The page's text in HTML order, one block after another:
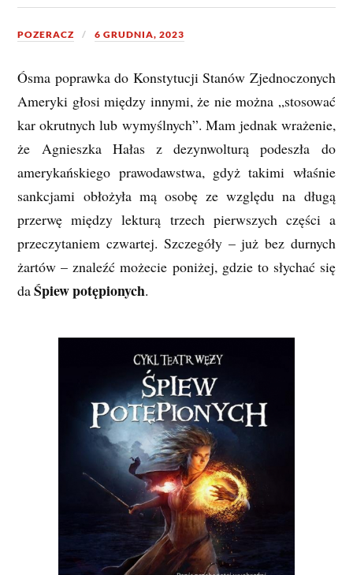
POZERACZ 6 GRUDNIA, 2023
Ósma poprawka do Konstytucji Stanów Zjednoczonych
Ameryki głosi między innymi, że nie można „stosować
kar okrutnych lub wymyślnych”. Mam jednak wrażenie,
że Agnieszka Hałas z dezynwolturą podeszła do
amerykańskiego prawodawstwa, gdyż takimi właśnie
sankcjami obłożyła mą osobę ze względu na długą
przerwę między lekturą trzech pierwszych części a
przeczytaniem czwartej. Szczegóły – już bez durnych
żartów – znaleźć możecie poniżej, gdzie to słychać się
daŚpiew potępionych.